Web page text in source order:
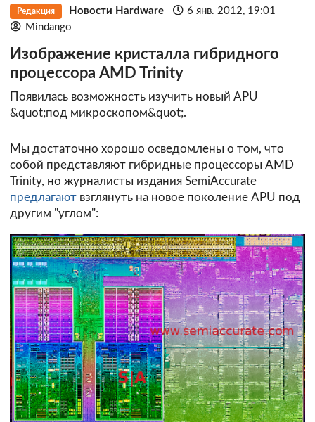
Редакция Новости Hardware
6 янв. 2012, 19:01
Mindango
Изображение кристалла гибридного
процессора AMD Trinity
Появилась возможность изучить новый APU
&quot;под микроскопом&quot;.
Мы достаточно хорошо осведомлены о том, что
собой представляют гибридные процессоры AMD
Trinity, но журналисты издания SemiAccurate
предлагают взглянуть на новое поколение APU под
другим "углом":